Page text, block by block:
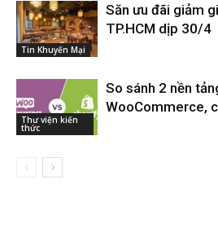
Tin Khuyến Mại
Săn ưu đãi giảm
TP.HCM dịp 30/4
Thư viện kiến
thức
So sánh 2 nền
WooCommerce,